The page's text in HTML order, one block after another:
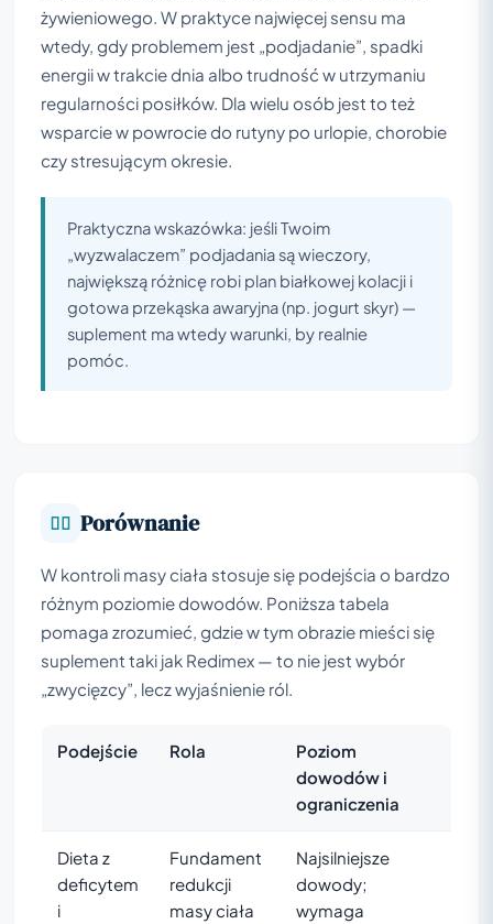
żywieniowego. W praktyce najwięcej sensu ma
wtedy, gdy problemem jest „podjadanie”, spadki
energii w trakcie dnia albo trudność w utrzymaniu
regularności posiłków. Dla wielu osób jest to też
wsparcie w powrocie do rutyny po urlopie, chorobie
czy stresującym okresie.
Praktyczna wskazówka: jeśli Twoim
„wyzwalaczem” podjadania są wieczory,
największą różnicę robi plan białkowej kolacji i
gotowa przekąska awaryjna (np. jogurt skyr) —
suplement ma wtedy warunki, by realnie
pomóc.
Porównanie
W kontroli masy ciała stosuje się podejścia o bardzo
różnym poziomie dowodów. Poniższa tabela
pomaga zrozumieć, gdzie w tym obrazie mieści się
suplement taki jak Redimex — to nie jest wybór
„zwycięzcy”, lecz wyjaśnienie ról.
Podejście Rola
Poziom
dowodów i
ograniczenia
Dieta z
deficytem
i
Fundament
redukcji
masy ciała
Najsilniejsze
dowody;
wymaga